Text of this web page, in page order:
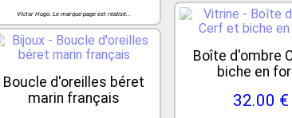
Victor Hugo. Le marque-page est réalisé...
Boucle d'oreilles béret
marin français
Boîte d'ombre
biche en
32.00 €